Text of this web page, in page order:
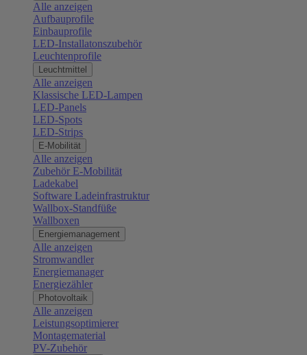
Alle anzeigen
Aufbauprofile
Einbauprofile
LED-Installatonszubehör
Leuchtenprofile
Leuchtmittel
Alle anzeigen
Klassische LED-Lampen
LED-Panels
LED-Spots
LED-Strips
E-Mobilität
Alle anzeigen
Zubehör E-Mobilität
Ladekabel
Software Ladeinfrastruktur
Wallbox-Standfüße
Wallboxen
Energiemanagement
Alle anzeigen
Stromwandler
Energiemanager
Energiezähler
Photovoltaik
Alle anzeigen
Leistungsoptimierer
Montagematerial
PV-Zubehör